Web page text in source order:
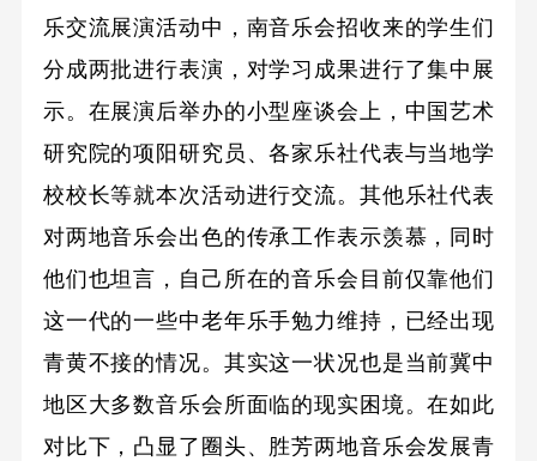
乐交流展演活动中，南音乐会招收来的学生们
分成两批进行表演，对学习成果进行了集中展
示。在展演后举办的小型座谈会上，中国艺术
研究院的项阳研究员、各家乐社代表与当地学
校校长等就本次活动进行交流。其他乐社代表
对两地音乐会出色的传承工作表示羡慕，同时
他们也坦言，自己所在的音乐会目前仅靠他们
这一代的一些中老年乐手勉力维持，已经出现
青黄不接的情况。其实这一状况也是当前冀中
地区大多数音乐会所面临的现实困境。在如此
对比下，凸显了圈头、胜芳两地音乐会发展青